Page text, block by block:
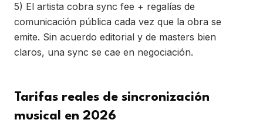
5) El artista cobra sync fee + regalías de
comunicación pública cada vez que la obra se
emite. Sin acuerdo editorial y de masters bien
claros, una sync se cae en negociación.
Tarifas reales de sincronización
musical en 2026